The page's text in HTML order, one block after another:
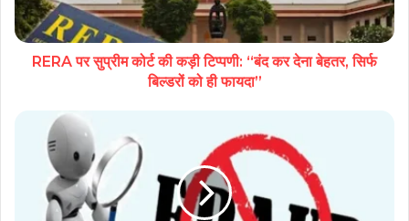
RERA पर सुप्रीम कोर्ट की कड़ी टिप्पणी: “बंद कर देना बेहतर, सिर्फ
बिल्डरों को ही फायदा”